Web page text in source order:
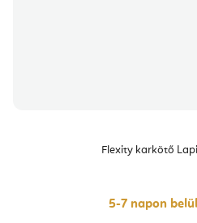
Flexity karkötő
5-7 napon